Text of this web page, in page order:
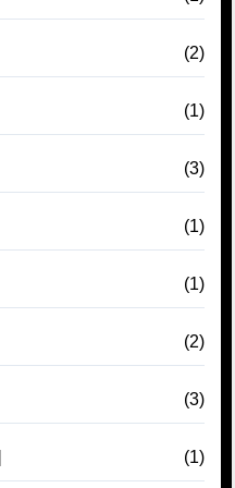
(2)
(1)
(3)
(1)
(1)
(2)
(3)
(1)